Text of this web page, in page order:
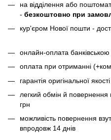
на відділення або
- безкоштовно при
кур'єром Нової пошти -
онлайн-оплата
оплата при отриманні
гарантія оригінальної
легкий обмін й повернення
грн
можливість повернення
впродовж 14 днів